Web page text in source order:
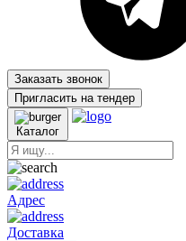
Заказать звонок
Пригласить на тендер
Каталог
Адрес
Доставка